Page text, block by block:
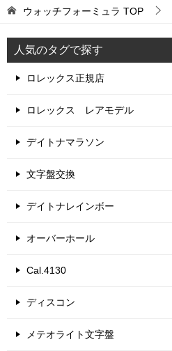
ウォッチフォーミュラ TOP
人気のタグで探す
ロレックス正規店
ロレックス レアモデル
デイトナマラソン
文字盤交換
デイトナレインボー
オーバーホール
Cal.4130
ディスコン
メテオライト文字盤